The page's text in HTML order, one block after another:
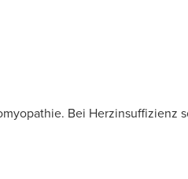
Bei Herzinsuffizienz